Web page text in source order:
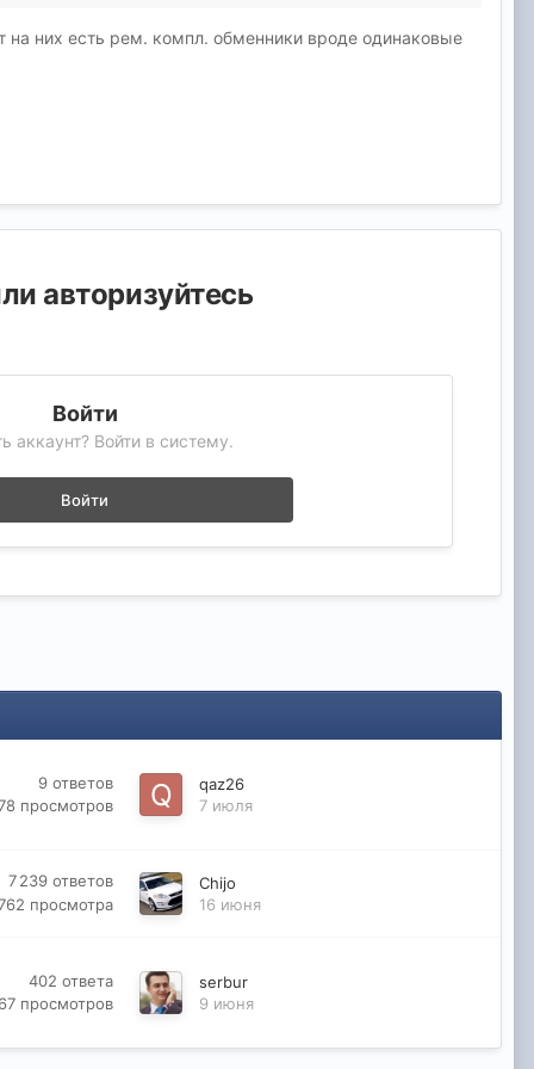
на них есть рем. компл. обменники вроде одинаковые
авторизуйтесь
Войти
аккаунт? Войти в систему.
Войти
9 ответов
просмотров
qaz26
7 июля
7 239 ответов
просмотра
Chijo
16 июня
402 ответа
просмотров
serbur
9 июня